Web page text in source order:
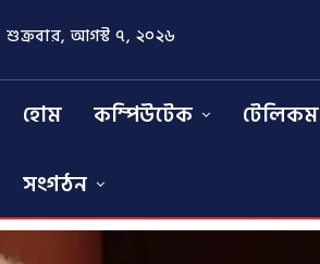
শুক্রবার, আগস্ট ৭, ২০২৬
হোম কম্পিউটেক টেলিকম
সংগঠন